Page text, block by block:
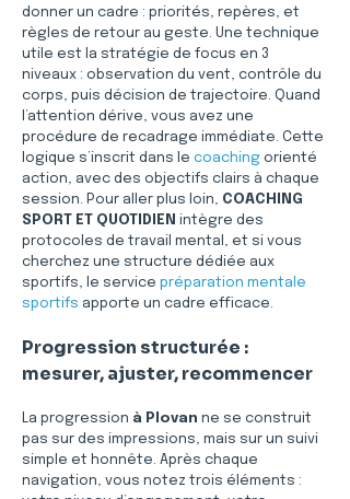
donner un cadre : priorités, repères, et
règles de retour au geste. Une technique
utile est la stratégie de focus en 3
niveaux : observation du vent, contrôle du
corps, puis décision de trajectoire. Quand
l’attention dérive, vous avez une
procédure de recadrage immédiate. Cette
logique s’inscrit dans le coaching orienté
action, avec des objectifs clairs à chaque
session. Pour aller plus loin, COACHING
SPORT ET QUOTIDIEN intègre des
protocoles de travail mental, et si vous
cherchez une structure dédiée aux
sportifs, le service préparation mentale
sportifs apporte un cadre efficace.
Progression structurée :
mesurer, ajuster, recommencer
La progression à Plovan ne se construit
pas sur des impressions, mais sur un suivi
simple et honnête. Après chaque
navigation, vous notez trois éléments :